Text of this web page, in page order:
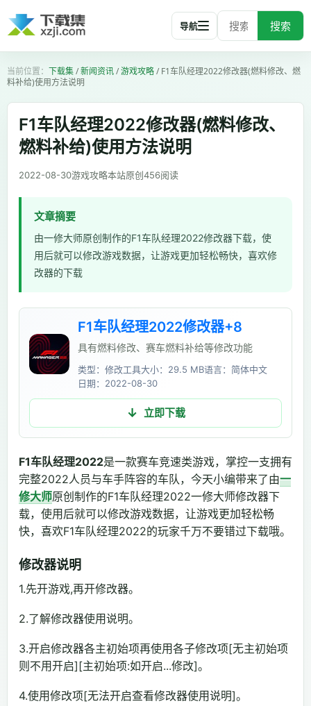
搜索
导航
下载集/新闻资讯/游戏攻略/F1车队经理2022修改器(燃料修改、燃
料补给)使用方法说明
F1车队经理2022修改器(燃料修改、
燃料补给)使用方法说明
2022-08-30游戏攻略本站原创456阅读
文章摘要
由一修大师原创制作的F1车队经理2022修改器下载，使
用后就可以修改游戏数据，让游戏更加轻松畅快，喜欢修
改器的下载
F1车队经理2022修改器+8
具有燃料修改、赛车燃料补给等修改功能
类型：修改工具大小：29.5 MB语言：简体中文
日期：2022-08-30
立即下载
F1车队经理2022是一款赛车竞速类游戏，掌控一支拥有
完整2022人员与车手阵容的车队，今天小编带来了由一
修大师原创制作的F1车队经理2022一修大师修改器下
载，使用后就可以修改游戏数据，让游戏更加轻松畅
快，喜欢F1车队经理2022的玩家千万不要错过下载哦。
修改器说明
1.先开游戏,再开修改器。
2.了解修改器使用说明。
3.开启修改器各主初始项再使用各子修改项[无主初始项
则不用开启][主初始项:如开启...修改]。
4.使用修改项[无法开启查看修改器使用说明]。